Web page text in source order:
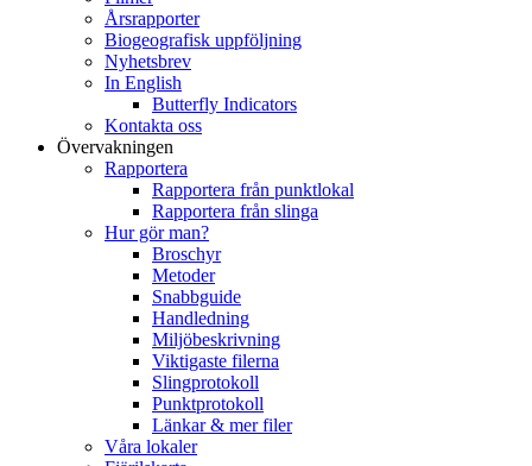
Årsrapporter
Biogeografisk uppföljning
Nyhetsbrev
In English
Butterfly Indicators
Kontakta oss
Övervakningen
Rapportera
Rapportera från punktlokal
Rapportera från slinga
Hur gör man?
Broschyr
Metoder
Snabbguide
Handledning
Miljöbeskrivning
Viktigaste filerna
Slingprotokoll
Punktprotokoll
Länkar & mer filer
Våra lokaler